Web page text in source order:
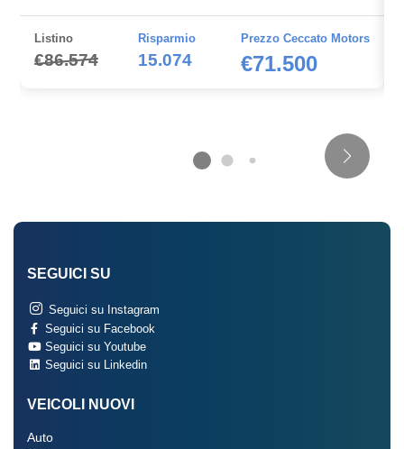
Listino
€86.574
Risparmio
15.074
Prezzo Ceccato Motors
€71.500
SEGUICI SU
Seguici su Instagram
Seguici su Facebook
Seguici su Youtube
Seguici su Linkedin
VEICOLI NUOVI
Auto